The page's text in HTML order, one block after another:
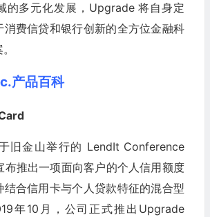
的多元化发展，Upgrade 将自身定
消费信贷和银行创新的全方位金融科
产品百科
旧金山举行的 LendIt Conference
推出一项面向客户的个人信用额度
结合信用卡与个人贷款特征的混合型
年10月，公司正式推出Upgrade